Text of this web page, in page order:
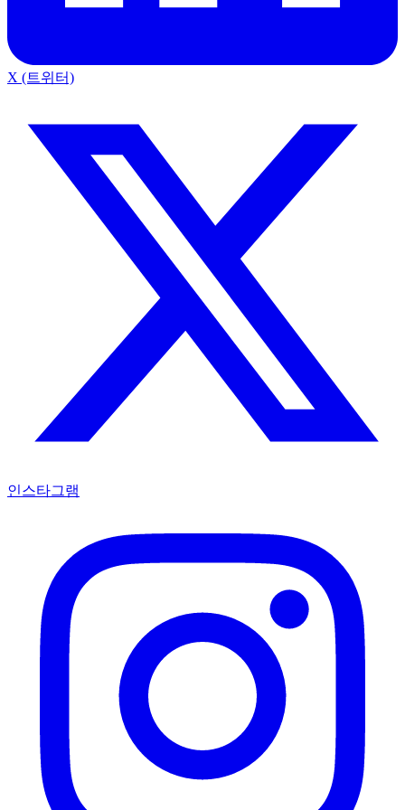
X (트위터)
인스타그램